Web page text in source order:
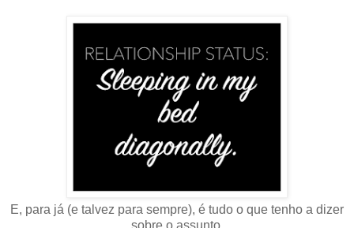
E, para já (e talvez para sempre), é tudo o que tenho a dizer